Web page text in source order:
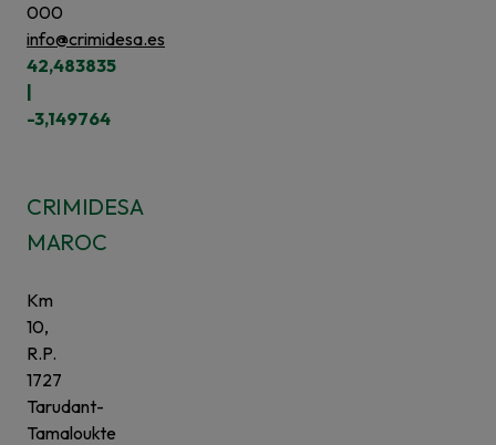
000
info@crimidesa.es
42,483835
-3,149764
CRIMIDESA
MAROC
Km
10,
R.P.
1727
Tarudant-
Tamaloukte